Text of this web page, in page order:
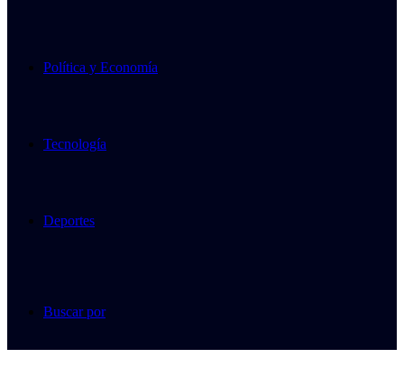
Política y Economía
Tecnología
Deportes
Buscar por